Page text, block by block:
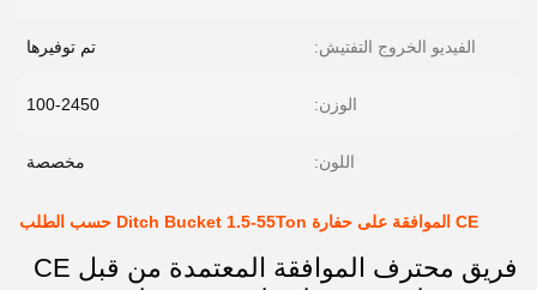
الفيديو الخروج التفتيش: تم توفيرها
الوزن: 100-2450
اللون: مخصصة
CE الموافقة على حفارة Ditch Bucket 1.5-55Ton حسب الطلب
فريق محترف الموافقة المعتمدة من قبل CE